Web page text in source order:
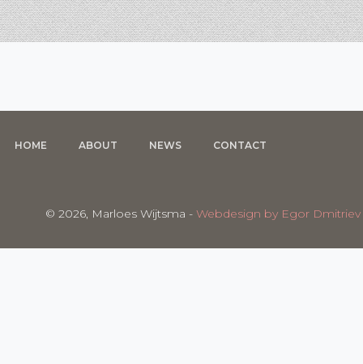
HOME ABOUT NEWS CONTACT
© 2026, Marloes Wijtsma - Webdesign by Egor Dmitriev